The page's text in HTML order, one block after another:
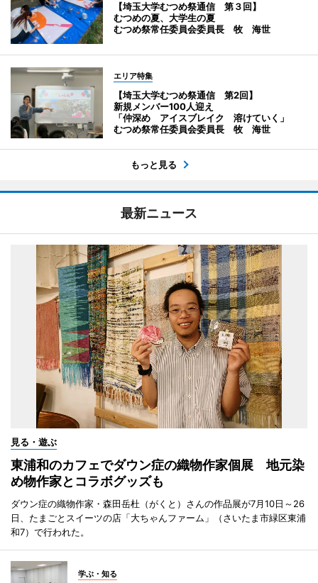
【埼玉大学むつめ祭通信 第３回】
むつめの夏、大学生の夏
むつめ祭常任委員会委員長 牧 海世
エリア特集
【埼玉大学むつめ祭通信 第2回】
新規メンバー100人迎え
「仲深め アイスブレイク 溶けていく」
むつめ祭常任委員会委員長 牧 海世
もっと見る
最新ニュース
見る・遊ぶ
東浦和のカフェでダウン症の織物作家個展 地元染
め物作家とコラボグッズも
ダウン症の織物作家・森田岳杜（がくと）さんの作品展が7月10日～26
日、たまごとスイーツの店「大ちゃんファーム」（さいたま市緑区東浦
和7）で行われた。
学ぶ・知る